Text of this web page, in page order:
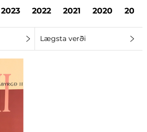
2023 2022 2021 2020 2019
Lægsta verði